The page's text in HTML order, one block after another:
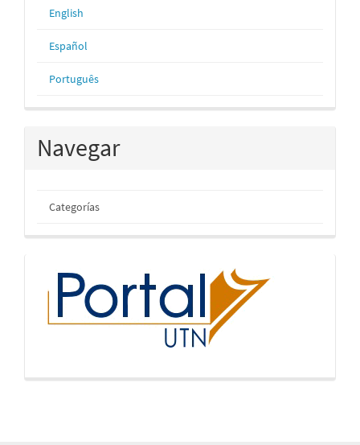
English
Español
Português
Navegar
Categorías
inicio